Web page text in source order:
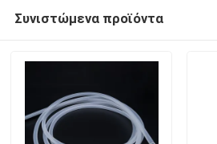
Συνιστώμενα προϊόντα